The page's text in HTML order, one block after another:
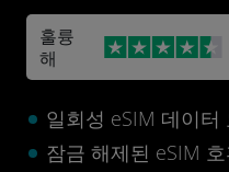
훌륭
해
일회성 eSIM 데이터
잠금 해제된 eSIM